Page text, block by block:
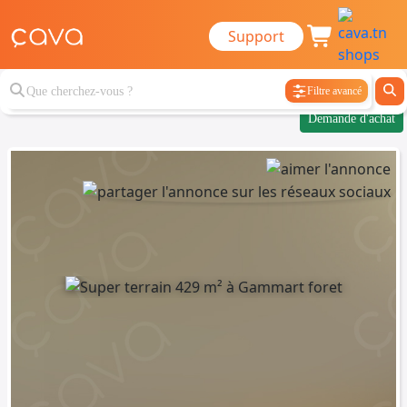
Support
Filtre avancé
Demande d'achat